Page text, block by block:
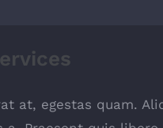
at, egestas quam.